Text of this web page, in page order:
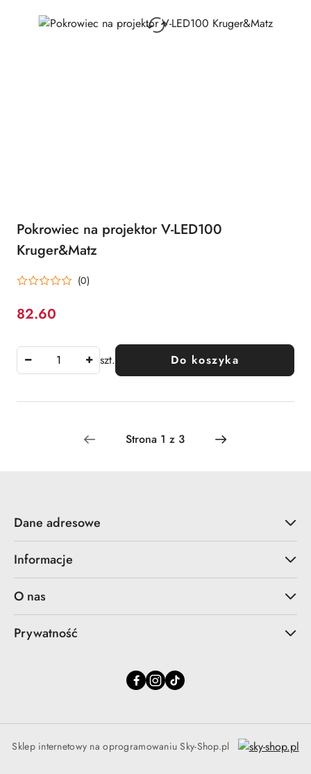
Pokrowiec na projektor V-LED100
Kruger&Matz
(0)
Cena:
82.60
szt. Do koszyka
Dane adresowe
Informacje
O nas
Prywatność
Sklep internetowy na oprogramowaniu Sky-Shop.pl